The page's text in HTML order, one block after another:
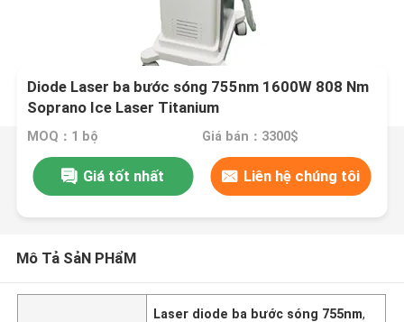
Diode Laser ba bước sóng 755nm 1600W 808 Nm
Soprano Ice Laser Titanium
MOQ：1 bộ Giá bán：3300$
Giá tốt nhất Liên hệ chúng tôi
Mô Tả SảN PHẩM
Laser diode ba bước sóng 755nm,